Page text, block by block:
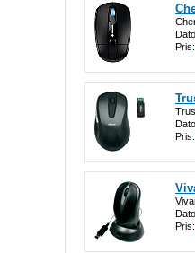
Pris:
Pris:
Pris: